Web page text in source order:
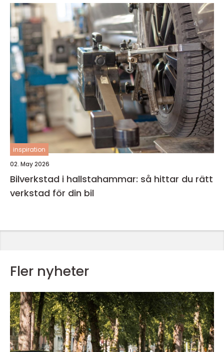
inspiration
02. May 2026
Bilverkstad i hallstahammar: så hittar du rätt
verkstad för din bil
Fler nyheter